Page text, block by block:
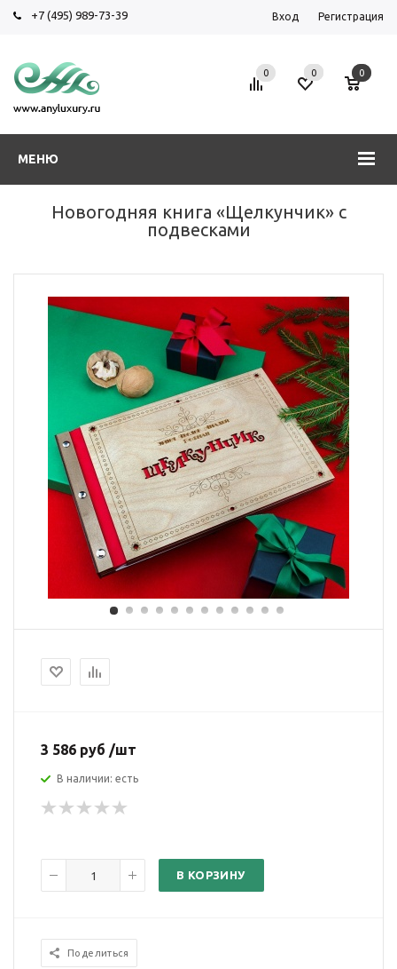
+7 (495) 989-73-39 Вход Регистрация
МЕНЮ
0 0 0
Новогодняя книга «Щелкунчик» с
подвесками
3 586 руб /шт
В наличии: есть
В КОРЗИНУ
Поделиться